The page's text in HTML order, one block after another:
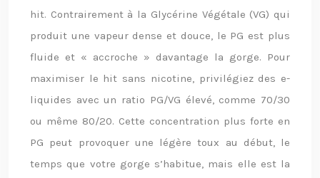
hit. Contrairement à la Glycérine Végétale (VG) qui
produit une vapeur dense et douce, le PG est plus
fluide et « accroche » davantage la gorge. Pour
maximiser le hit sans nicotine, privilégiez des e-
liquides avec un ratio PG/VG élevé, comme 70/30
ou même 80/20. Cette concentration plus forte en
PG peut provoquer une légère toux au début, le
temps que votre gorge s’habitue, mais elle est la